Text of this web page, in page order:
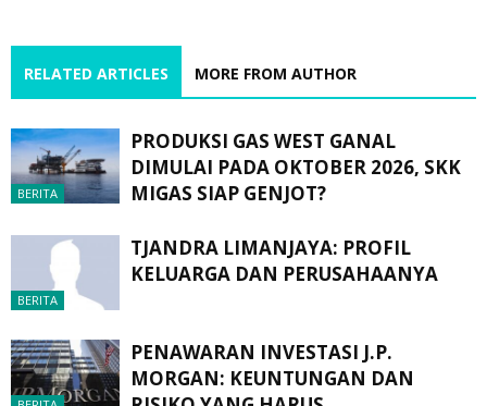
RELATED ARTICLES MORE FROM AUTHOR
BERITA
PRODUKSI GAS WEST GANAL
DIMULAI PADA OKTOBER 2026, SKK
MIGAS SIAP GENJOT?
BERITA
TJANDRA LIMANJAYA: PROFIL
KELUARGA DAN PERUSAHAANYA
PENAWARAN INVESTASI J.P.
MORGAN: KEUNTUNGAN DAN